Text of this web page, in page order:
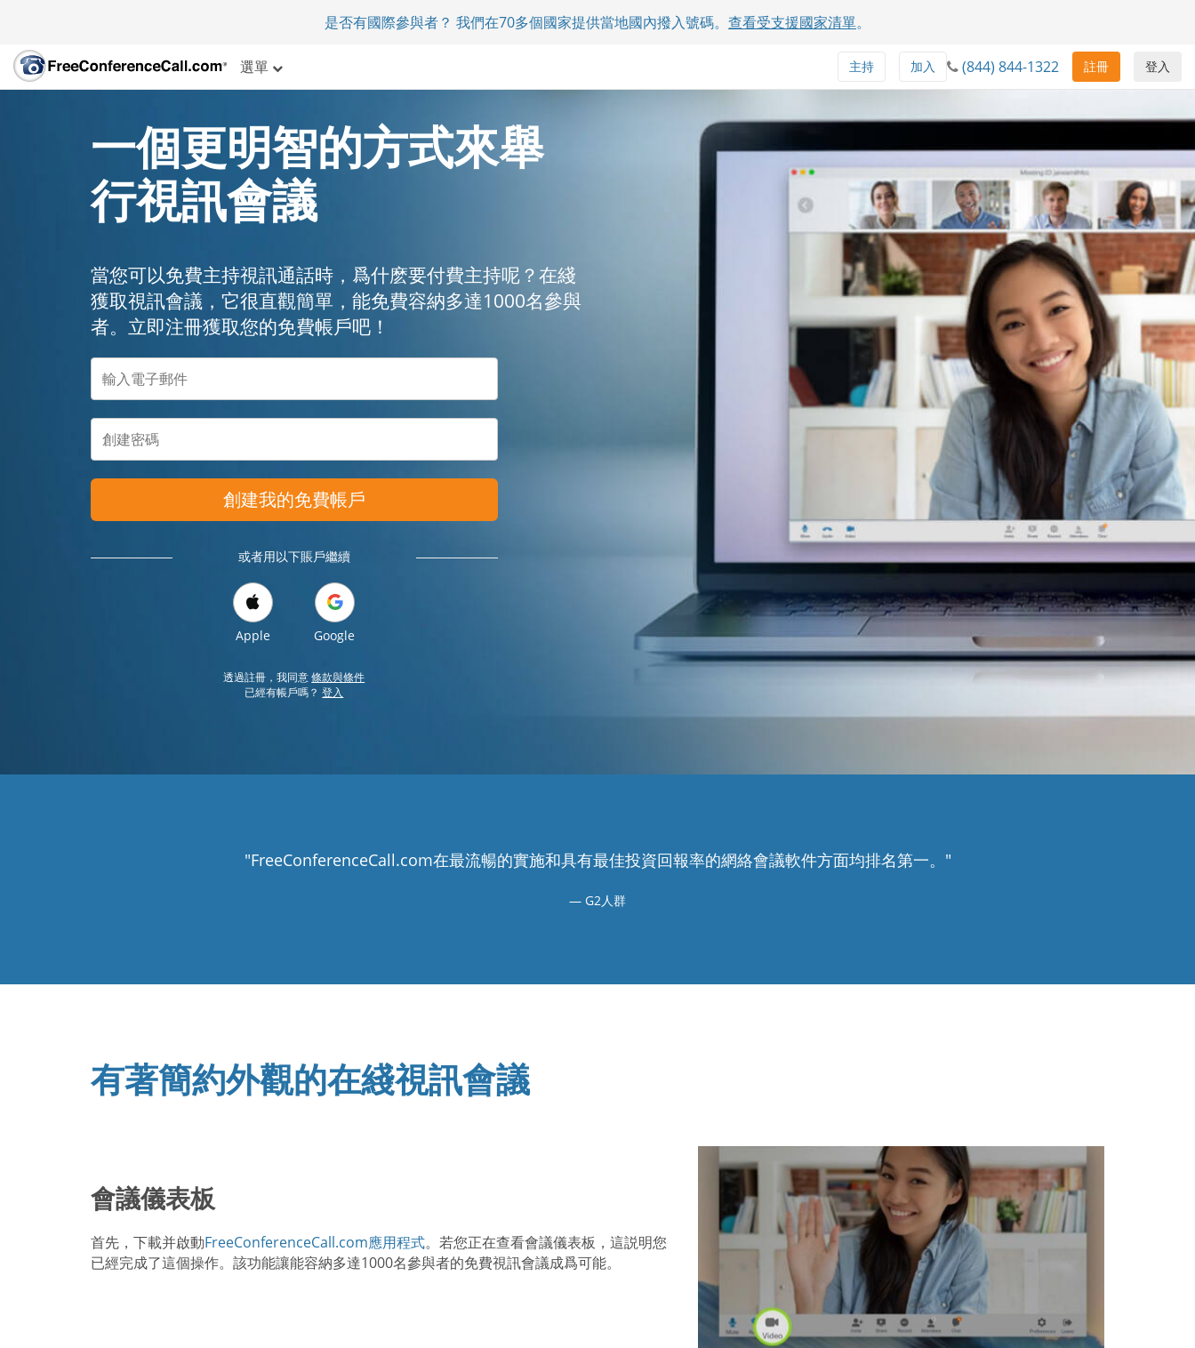
是否有國際參與者？ 我們在70多個國家提供當地國內撥入號碼。 查看受支援國家清單。
選單 登入
註冊
(844) 844-1322
加入
主持
一個更明智的方式來舉
行視訊會議
當您可以免費主持視訊通話時，爲什麽要付費主持呢？在綫
獲取視訊會議，它很直觀簡單，能免費容納多達1000名參與
者。立即注冊獲取您的免費帳戶吧！
創建我的免費帳戶
或者用以下賬戶繼續
Apple Google
透過註冊，我同意條款與條件
已經有帳戶嗎？登入
"FreeConferenceCall.com在最流暢的實施和具有最佳投資回報率的網絡會議軟件方面均排名第一。"
G2人群
有著簡約外觀的在綫視訊會議
會議儀表板
首先，下載并啟動FreeConferenceCall.com應用程式。若您正在查看會議儀表板，這説明您
已經完成了這個操作。該功能讓能容納多達1000名參與者的免費視訊會議成爲可能。